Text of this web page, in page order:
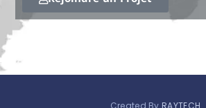
Created By RAYTECH